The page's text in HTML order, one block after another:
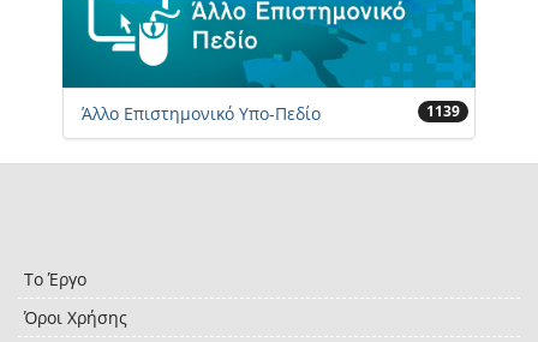
Άλλο Επιστημονικό Υπο-Πεδίο 1139
Το Έργο
Όροι Χρήσης